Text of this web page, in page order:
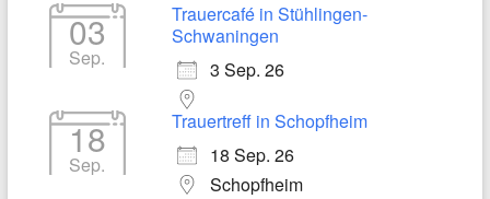
03
Sep.
Trauercafé in Stühlingen-
Schwaningen
3 Sep. 26
18
Sep.
Trauertreff in Schopfheim
18 Sep. 26
Schopfheim